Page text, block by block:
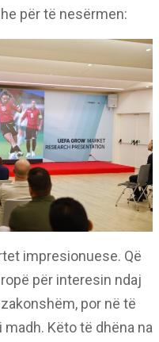
për të nesërmen:
impresionuese. Që
për interesin ndaj
por në të
Këto të dhëna na